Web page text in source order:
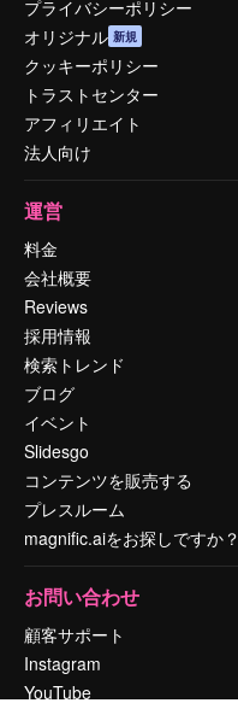
プライバシーポリシー
オリジナル 新規
クッキーポリシー
トラストセンター
アフィリエイト
法人向け
運営
料金
会社概要
Reviews
採用情報
検索トレンド
ブログ
イベント
Slidesgo
コンテンツを販売する
プレスルーム
magnific.aiをお探しですか？
お問い合わせ
顧客サポート
Instagram
YouTube